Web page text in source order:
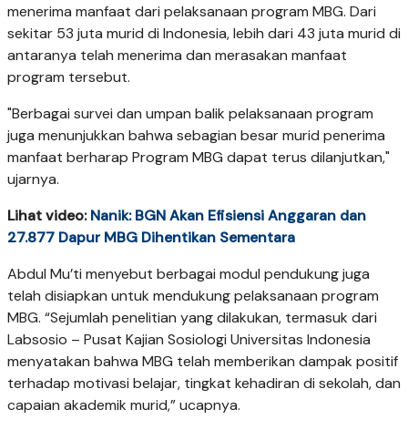
menerima manfaat dari pelaksanaan program MBG. Dari
sekitar 53 juta murid di Indonesia, lebih dari 43 juta murid di
antaranya telah menerima dan merasakan manfaat
program tersebut.
"Berbagai survei dan umpan balik pelaksanaan program
juga menunjukkan bahwa sebagian besar murid penerima
manfaat berharap Program MBG dapat terus dilanjutkan,"
ujarnya.
Lihat video:Nanik: BGN Akan Efisiensi Anggaran dan
27.877 Dapur MBG Dihentikan Sementara
Abdul Mu’ti menyebut berbagai modul pendukung juga
telah disiapkan untuk mendukung pelaksanaan program
MBG. “Sejumlah penelitian yang dilakukan, termasuk dari
Labsosio – Pusat Kajian Sosiologi Universitas Indonesia
menyatakan bahwa MBG telah memberikan dampak positif
terhadap motivasi belajar, tingkat kehadiran di sekolah, dan
capaian akademik murid,” ucapnya.